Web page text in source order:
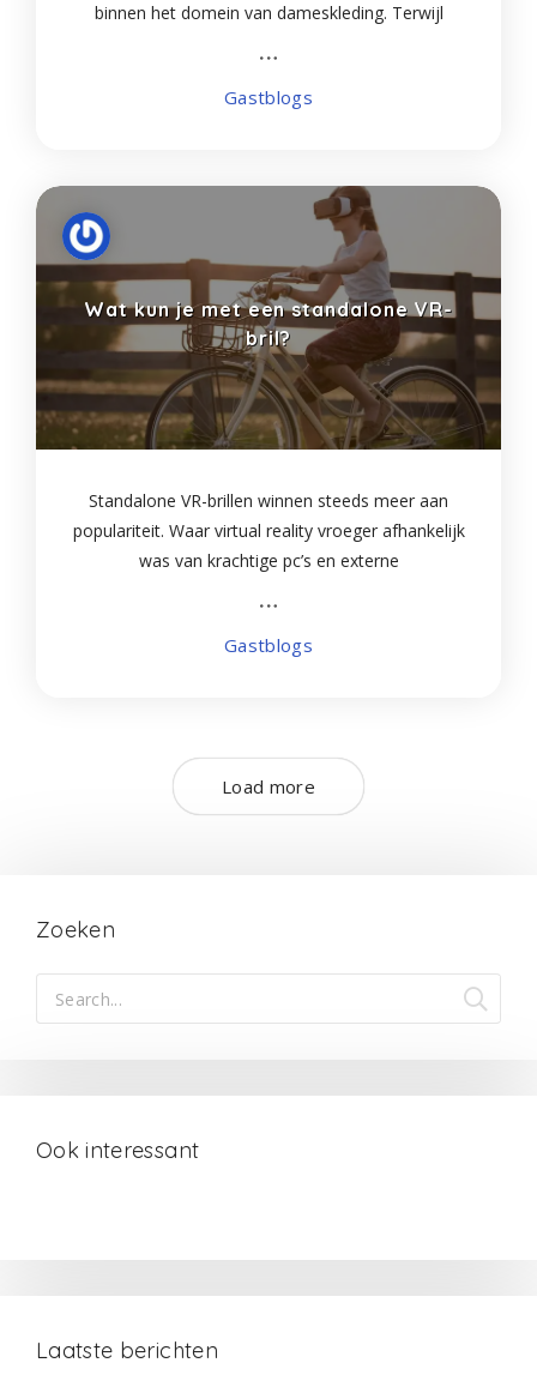
binnen het domein van dameskleding. Terwijl
milieuvriendelijke
Gastblogs
Wat kun je met een standalone VR-
bril?
Standalone VR-brillen winnen steeds meer aan
populariteit. Waar virtual reality vroeger afhankelijk
was van krachtige pc’s en externe
hardware
Gastblogs
Load more
Zoeken
Ook interessant
Laatste berichten